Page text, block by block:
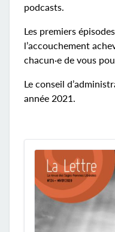
podcasts.
Les premiers
l’accouchement
chacun·e de vous
Le conseil
année 2021.